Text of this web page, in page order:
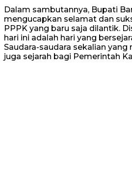
Dalam sambutannya, Bupati
mengucapkan selamat dan
PPPK yang baru saja dilantik.
hari ini adalah hari yang
Saudara-saudara sekalian yang
juga sejarah bagi Pemerintah